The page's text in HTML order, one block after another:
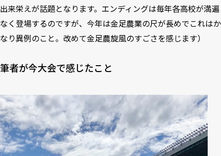
出来栄えが話題となります。エンディングは毎年各高校が満遍
なく登場するのですが、今年は金足農業の尺が長めでこれはか
なり異例のこと。改めて金足農旋風のすごさを感じます）
筆者が今大会で感じたこと